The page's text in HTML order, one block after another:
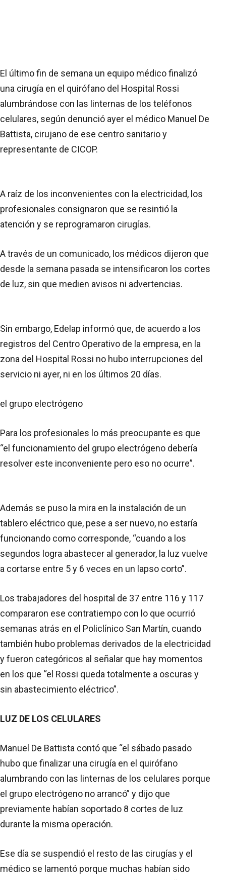
El último fin de semana un equipo médico finalizó
una cirugía en el quirófano del Hospital Rossi
alumbrándose con las linternas de los teléfonos
celulares, según denunció ayer el médico Manuel De
Battista, cirujano de ese centro sanitario y
representante de CICOP.
A raíz de los inconvenientes con la electricidad, los
profesionales consignaron que se resintió la
atención y se reprogramaron cirugías.
A través de un comunicado, los médicos dijeron que
desde la semana pasada se intensificaron los cortes
de luz, sin que medien avisos ni advertencias.
Sin embargo, Edelap informó que, de acuerdo a los
registros del Centro Operativo de la empresa, en la
zona del Hospital Rossi no hubo interrupciones del
servicio ni ayer, ni en los últimos 20 días.
el grupo electrógeno
Para los profesionales lo más preocupante es que
“el funcionamiento del grupo electrógeno debería
resolver este inconveniente pero eso no ocurre”.
Además se puso la mira en la instalación de un
tablero eléctrico que, pese a ser nuevo, no estaría
funcionando como corresponde, “cuando a los
segundos logra abastecer al generador, la luz vuelve
a cortarse entre 5 y 6 veces en un lapso corto”.
Los trabajadores del hospital de 37 entre 116 y 117
compararon ese contratiempo con lo que ocurrió
semanas atrás en el Policlínico San Martín, cuando
también hubo problemas derivados de la electricidad
y fueron categóricos al señalar que hay momentos
en los que “el Rossi queda totalmente a oscuras y
sin abastecimiento eléctrico”.
LUZ DE LOS CELULARES
Manuel De Battista contó que “el sábado pasado
hubo que finalizar una cirugía en el quirófano
alumbrando con las linternas de los celulares porque
el grupo electrógeno no arrancó” y dijo que
previamente habían soportado 8 cortes de luz
durante la misma operación.
Ese día se suspendió el resto de las cirugías y el
médico se lamentó porque muchas habían sido